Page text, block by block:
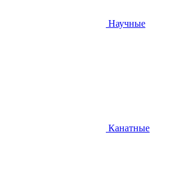
Научные
Канатные